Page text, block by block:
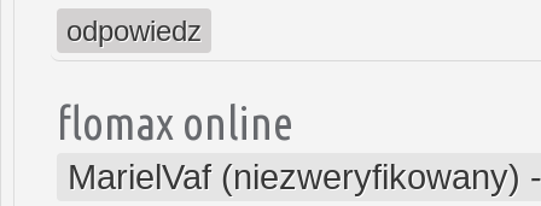
odpowiedz
flomax online
MarielVaf (niezweryfikowany)